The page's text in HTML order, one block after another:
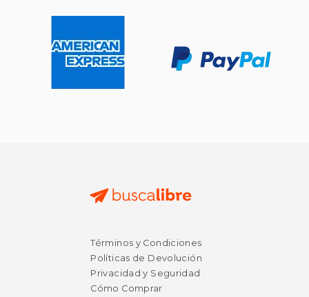
Términos y Condiciones
Políticas de Devolución
Privacidad y Seguridad
Cómo Comprar